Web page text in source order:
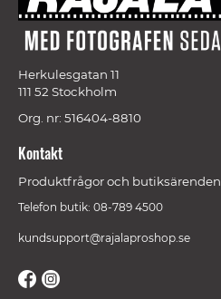
Herkulesgatan 11
111 52 Stockholm
Org. nr: 516404-8810
Kontakt
Produktfrågor och butiksärenden
Telefon butik: 08-789 4500
kundsupport@rajalaproshop.se